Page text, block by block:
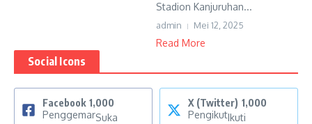
Stadion Kanjuruhan...
admin Mei 12, 2025
Read More
Social Icons
Facebook 1,000
PenggemarSuka
X (Twitter) 1,000
PengikutIkuti